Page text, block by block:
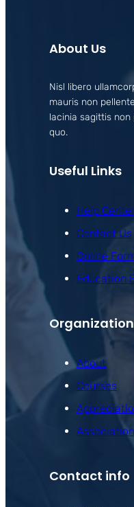
About Us
Nisl libero
mauris non
lacinia sagittis
quo.
Useful Links
Help
Contact Us
Online
Education
Organization
About
Courses
Association
Contact info